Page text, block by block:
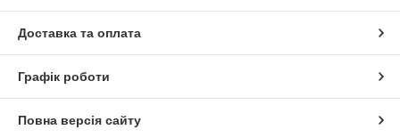
Доставка та оплата
Графік роботи
Повна версія сайту